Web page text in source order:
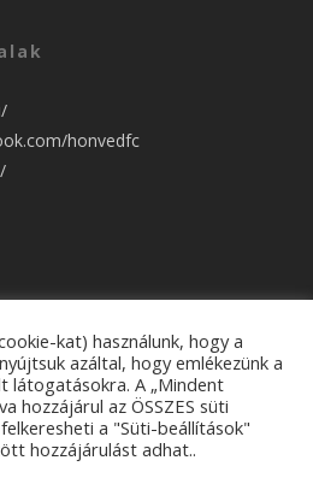
honvedfc
kat) használunk, hogy a
azáltal, hogy emlékezünk a
látogatásokra. A „Mindent
hozzájárul az ÖSSZES süti
a "Süti-beállítások"
hozzájárulást adhat..